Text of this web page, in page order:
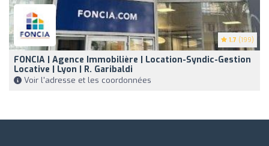
1.7 (199)
FONCIA | Agence Immobilière | Location-Syndic-Gestion
Locative | Lyon | R. Garibaldi
Voir l'adresse et les coordonnées